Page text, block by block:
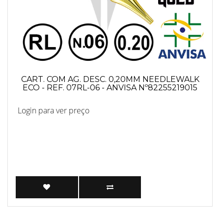
CART. COM AG. DESC. 0,20MM NEEDLEWALK
ECO - REF. 07RL-06 - ANVISA Nº82255219015
Login para ver preço